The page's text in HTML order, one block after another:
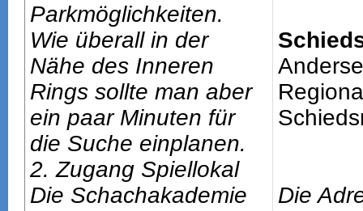
Parkmöglichkeiten.
Wie überall in der
Nähe des Inneren
Rings sollte man aber
ein paar Minuten für
die Suche einplanen.
2. Zugang Spiellokal
Die Schachakademie
Die